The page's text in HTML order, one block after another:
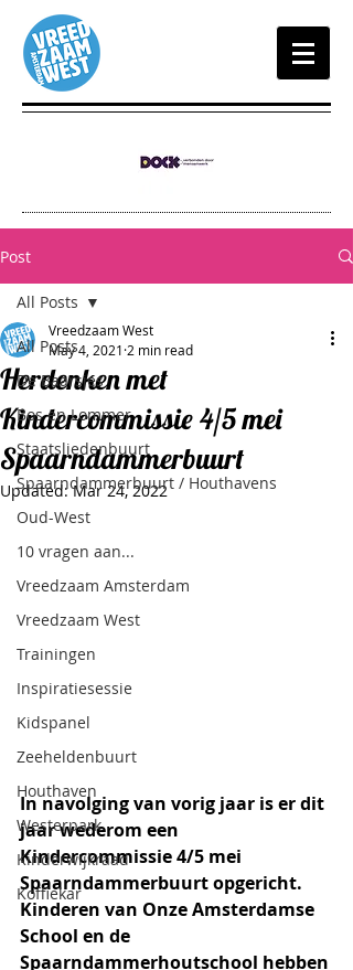
Post
All Posts
De Baarsjes
Bos en Lommer
Staatsliedenbuurt
Spaarndammerbuurt / Houthavens
Oud-West
10 vragen aan...
Vreedzaam Amsterdam
Vreedzaam West
Trainingen
Inspiratiesessie
Kidspanel
Zeeheldenbuurt
Houthaven
Westerpark
Kinderwijkraad
Koffiekar
All Posts
Herdenken met
Kindercommissie 4/5 mei
Spaarndammerbuurt
Vreedzaam West
May 4, 2021 2 min read
Updated:Mar 24, 2022
In navolging van vorig jaar is er dit
jaar wederom een
Kindercommissie 4/5 mei
Spaarndammerbuurt opgericht.
Kinderen van Onze Amsterdamse
School en de
Spaarndammerhoutschool hebben